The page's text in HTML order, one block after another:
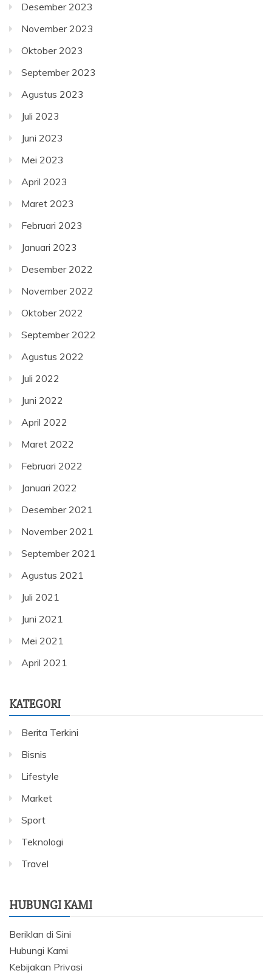
Desember 2023
November 2023
Oktober 2023
September 2023
Agustus 2023
Juli 2023
Juni 2023
Mei 2023
April 2023
Maret 2023
Februari 2023
Januari 2023
Desember 2022
November 2022
Oktober 2022
September 2022
Agustus 2022
Juli 2022
Juni 2022
April 2022
Maret 2022
Februari 2022
Januari 2022
Desember 2021
November 2021
September 2021
Agustus 2021
Juli 2021
Juni 2021
Mei 2021
April 2021
KATEGORI
Berita Terkini
Bisnis
Lifestyle
Market
Sport
Teknologi
Travel
HUBUNGI KAMI
Beriklan di Sini
Hubungi Kami
Kebijakan Privasi